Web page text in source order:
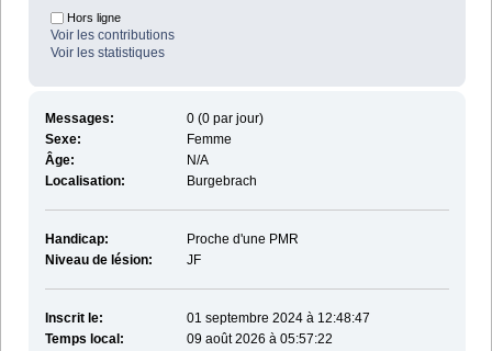
Hors ligne
Voir les contributions
Voir les statistiques
Messages:
0 (0 par jour)
Sexe:
Femme
Âge:
N/A
Localisation:
Burgebrach
Handicap:
Proche d'une PMR
Niveau de lésion:
JF
Inscrit le:
01 septembre 2024 à 12:48:47
Temps local:
09 août 2026 à 05:57:22